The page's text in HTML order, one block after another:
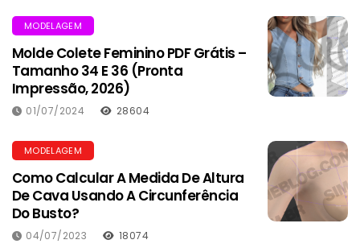
MODELAGEM
Molde Colete Feminino PDF Grátis –
Tamanho 34 E 36 (Pronta
Impressão, 2026)
01/07/2024 28604
MODELAGEM
Como Calcular A Medida De Altura
De Cava Usando A Circunferência
Do Busto?
04/07/2023 18074